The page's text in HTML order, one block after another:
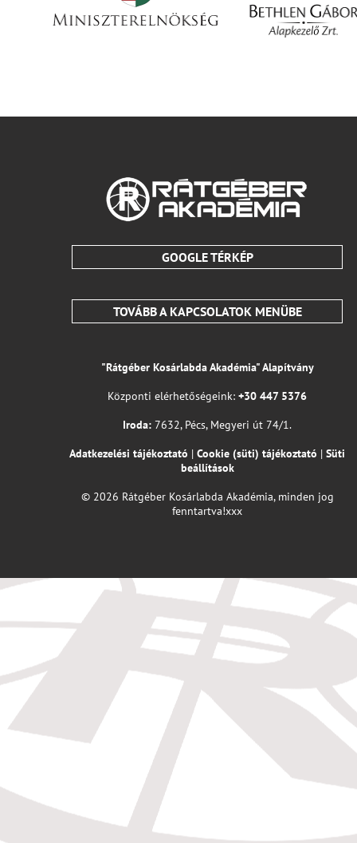
GOOGLE TÉRKÉP
TOVÁBB A KAPCSOLATOK MENÜBE
"Rátgéber Kosárlabda Akadémia" Alapítvány
Központi elérhetőségeink: +30 447 5376
Iroda: 7632, Pécs, Megyeri út 74/1.
Adatkezelési tájékoztató | Cookie (süti) tájékoztató | Süti
beállítások
© 2026 Rátgéber Kosárlabda Akadémia, minden jog
fenntartva!xxx